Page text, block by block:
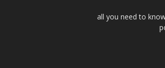
all you need to